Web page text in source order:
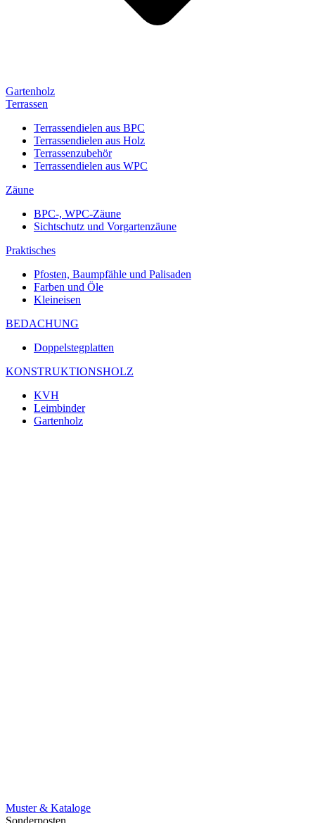
Gartenholz
Terrassen
Terrassendielen aus BPC
Terrassendielen aus Holz
Terrassenzubehör
Terrassendielen aus WPC
Zäune
BPC-, WPC-Zäune
Sichtschutz und Vorgartenzäune
Praktisches
Pfosten, Baumpfähle und Palisaden
Farben und Öle
Kleineisen
BEDACHUNG
Doppelstegplatten
KONSTRUKTIONSHOLZ
KVH
Leimbinder
Gartenholz
Muster & Kataloge
Sonderposten